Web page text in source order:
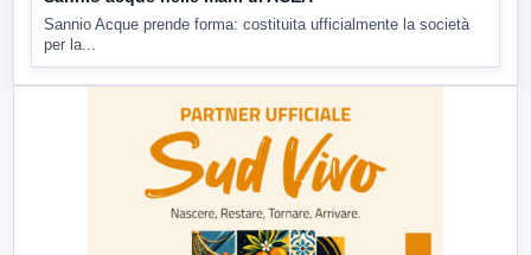
Sannio Acque prende forma: costituita ufficialmente la società
per la...